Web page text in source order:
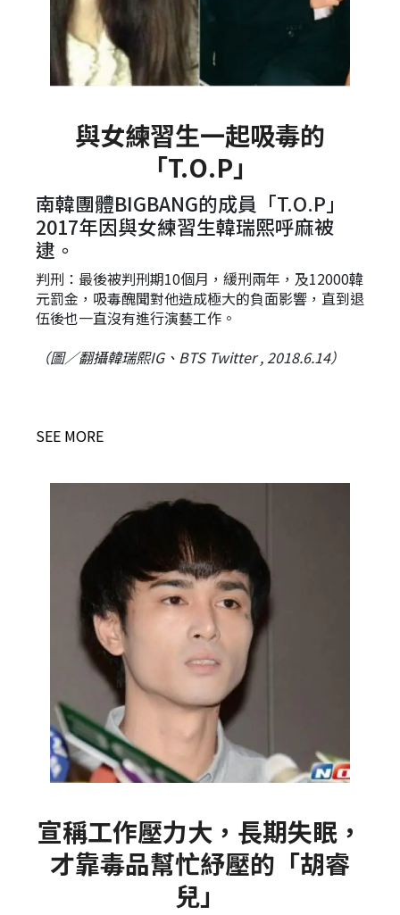
與女練習生一起吸毒的
「T.O.P」
南韓團體BIGBANG的成員「T.O.P」
2017年因與女練習生韓瑞熙呼麻被
逮。
判刑：最後被判刑期10個月，緩刑兩年，及12000韓
元罰金，吸毒醜聞對他造成極大的負面影響，直到退
伍後也一直沒有進行演藝工作。
（圖／翻攝韓瑞熙IG、 BTS Twitter , 2018.6.14）
SEE MORE
宣稱工作壓力大，長期失眠，
才靠毒品幫忙紓壓的「胡睿
兒」